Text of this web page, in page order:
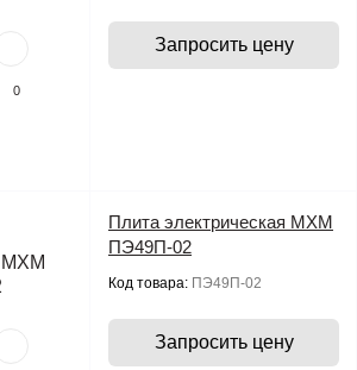
0
Запросить цену
Плита электрическая МХМ
ПЭ49П-02
Код товара: ПЭ49П-02
Запросить цену